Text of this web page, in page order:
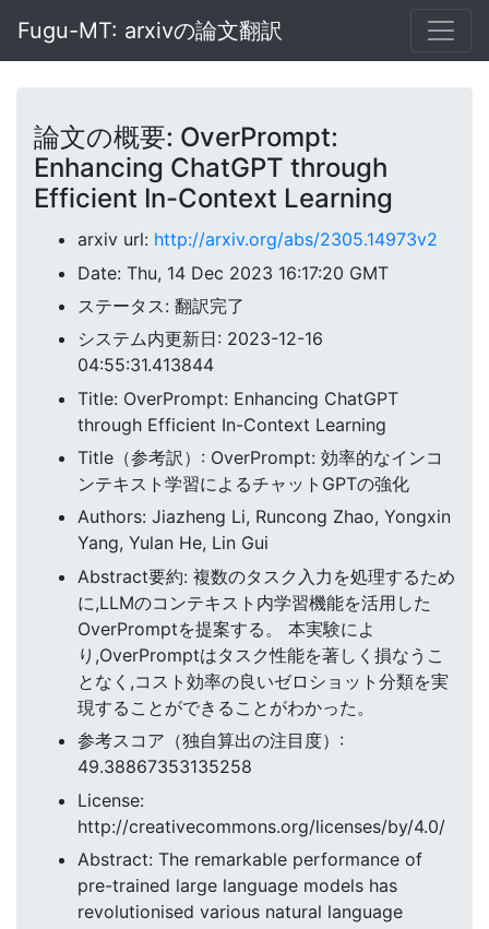
Fugu-MT: arxivの論文翻訳
論文の概要: OverPrompt:
Enhancing ChatGPT through
Efficient In-Context Learning
arxiv url: http://arxiv.org/abs/2305.14973v2
Date: Thu, 14 Dec 2023 16:17:20 GMT
ステータス: 翻訳完了
システム内更新日: 2023-12-16
04:55:31.413844
Title: OverPrompt: Enhancing ChatGPT
through Efficient In-Context Learning
Title（参考訳）: OverPrompt: 効率的なインコ
ンテキスト学習によるチャットGPTの強化
Authors: Jiazheng Li, Runcong Zhao, Yongxin
Yang, Yulan He, Lin Gui
Abstract要約: 複数のタスク入力を処理するため
に,LLMのコンテキスト内学習機能を活用した
OverPromptを提案する。 本実験によ
り,OverPromptはタスク性能を著しく損なうこ
となく,コスト効率の良いゼロショット分類を実
現することができることがわかった。
参考スコア（独自算出の注目度）:
49.38867353135258
License:
http://creativecommons.org/licenses/by/4.0/
Abstract: The remarkable performance of
pre-trained large language models has
revolutionised various natural language